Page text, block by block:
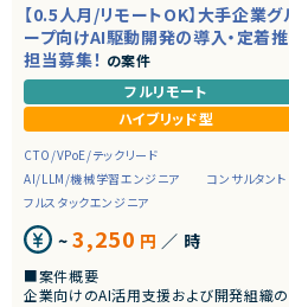
【0.5人月/リモートOK】大手企業グ
ープ向けAI駆動開発の導入・定着
担当募集！ の案件
フルリモート
ハイブリッド型
CTO/VPoE/テックリード
AI/LLM/機械学習エンジニア
コンサルタント
フルスタックエンジニア
~3,250 円 ／ 時
■案件概要
企業向けのAI活用支援および開発組織